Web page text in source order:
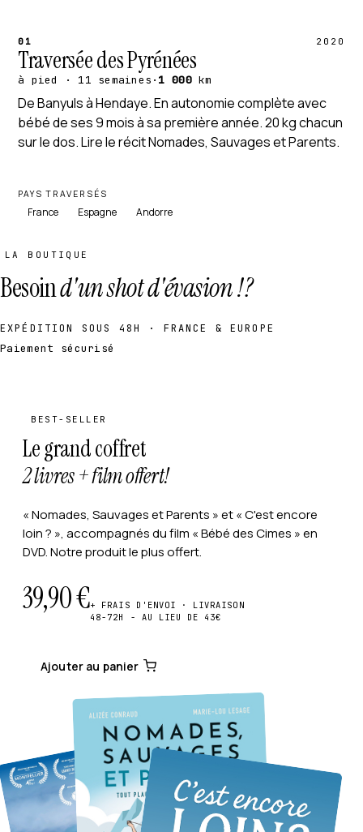
01 2020
Traversée des Pyrénées
à pied · 11 semaines · 1 000km
De Banyuls à Hendaye. En autonomie complète avec
bébé de ses 9 mois à sa première année. 20 kg chacun
sur le dos. Lire le récit Nomades, Sauvages et Parents.
PAYS TRAVERSÉS
France Espagne Andorre
LA BOUTIQUE
Besoind'un shot d'évasion !?
EXPÉDITION SOUS 48H · FRANCE & EUROPE
Paiement sécurisé
BEST-SELLER
Le grand coffret
2 livres + film offert!
« Nomades, Sauvages et Parents » et « C'est encore
loin ? », accompagnés du film « Bébé des Cimes » en
DVD. Notre produit le plus offert.
39,90€+ FRAIS D'ENVOI · LIVRAISON
48-72H - AU LIEU DE 43€
Ajouter au panier